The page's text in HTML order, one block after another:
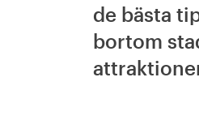
de bästa
bortom